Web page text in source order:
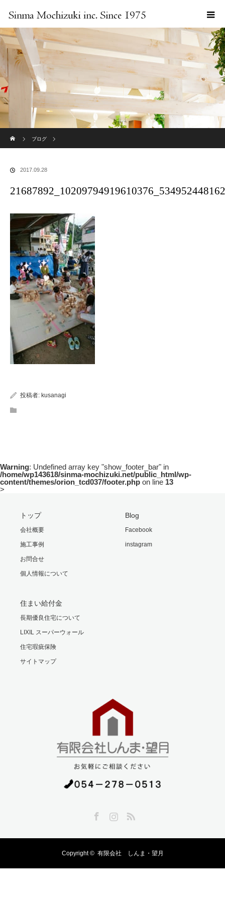
ブログ
2017.09.28
投稿者: kusanagi
Warning: Undefined array key "show_footer_bar" in
/home/wp143618/sinma-mochizuki.net/public_html/wp-
content/themes/orion_tcd037/footer.php on line 13
>
トップ
会社概要
施工事例
お問合せ
個人情報について
Blog
Facebook
instagram
住まい給付金
長期優良住宅について
LIXIL スーパーウォール
住宅瑕疵保険
サイトマップ
Copyright © 有限会社 しんま・望月